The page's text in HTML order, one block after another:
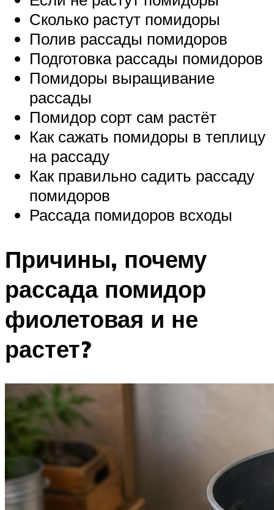
Сколько растут помидоры
Полив рассады помидоров
Подготовка рассады помидоров
Помидоры выращивание
рассады
Помидор сорт сам растёт
Как сажать помидоры в теплицу
на рассаду
Как правильно садить рассаду
помидоров
Рассада помидоров всходы
Причины, почему
рассада помидор
фиолетовая и не
растет?